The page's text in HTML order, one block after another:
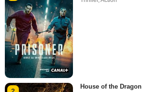
House of the Dragon